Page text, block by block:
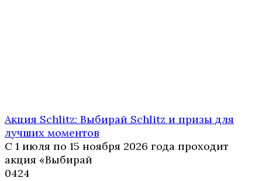
Акция Schlitz: Выбирай Schlitz и призы для
лучших моментов
С 1 июля по 15 ноября 2026 года проходит
акция «Выбирай
0424